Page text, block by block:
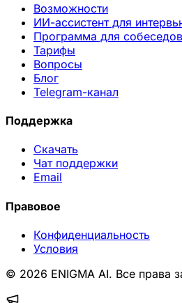
Возможности
ИИ-ассистент для
Программа для
Тарифы
Вопросы
Блог
Telegram-канал
Поддержка
Скачать
Чат поддержки
Email
Правовое
Конфиденциальность
Условия
© 2026 ENIGMA AI. Все права